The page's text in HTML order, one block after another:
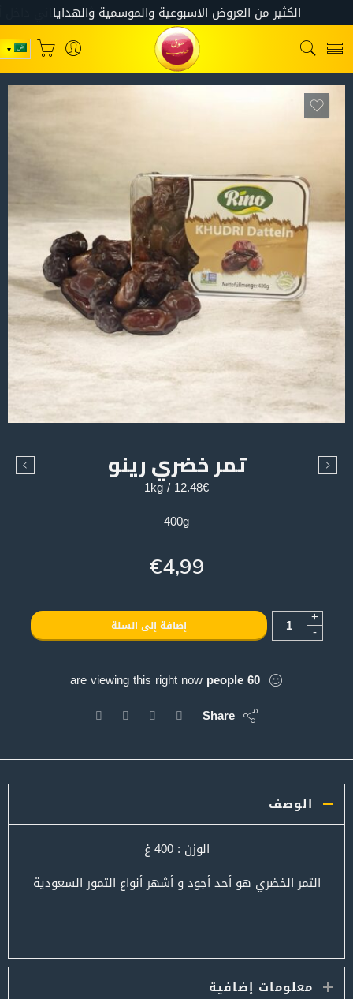
تمر خضري رينو
12.48€ / 1kg
400g
€4,99
+
- إضافة إلى السلة
60
people
are viewing this right now
Share
الوصف
الوزن : 400 غ
التمر الخضري هو أحد أجود و أشهر أنواع التمور السعودية
معلومات إضافية